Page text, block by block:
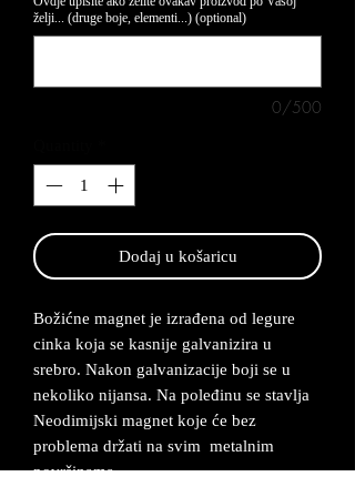
želji... (druge boje, elementi...) (optional)
0/500
Dodaj u košaricu
Božićne magnet je izrađena od legure
cinka koja se kasnije galvanizira u
srebro. Nakon galvanizacije boji se u
nekoliko nijansa. Na poleđinu se stavlja
Neodimijski magnet koje će bez
problema držati na svim metalnim
površinama.